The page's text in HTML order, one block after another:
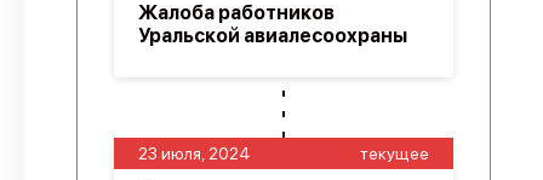
23 июля, 2024 текущее
Жалоба работников
Уральской авиалесоохраны